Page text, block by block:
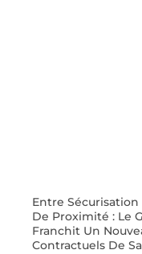
Entre Sécurisation
De Proximité : Le
Franchit Un
Contractuels De